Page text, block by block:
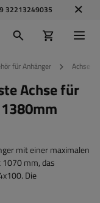
32213249035
für Anhänger Achsen
Achse für
mit einer maximalen
mm, das
Die